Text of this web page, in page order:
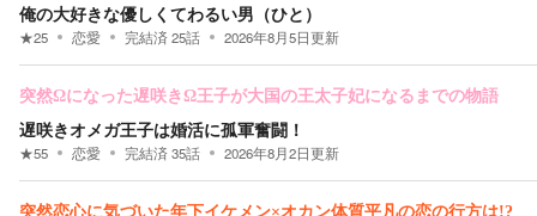
俺の大好きな優しくてわるい男（ひと）
★25 恋愛 完結済25話 2026年8月5日更新
突然Ωになった遅咲きΩ王子が大国の王太子妃になるまでの物語
遅咲きオメガ王子は婚活に孤軍奮闘！
★55 恋愛 完結済35話 2026年8月2日更新
突然恋心に気づいた年下イケメン×オカン体質平凡の恋の行方は!?